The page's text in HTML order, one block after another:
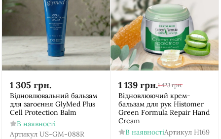
1 305 грн.
Відновлювальний бальзам
для загоєння GlyMed Plus
Cell Protection Balm
В наявності
Артикул US-GM-088R
1 139 грн.1 423 грн.
Відновлюючий крем-
бальзам для рук Histomer
Green Formula Repair Hand
Cream
В наявностіАртикул H169